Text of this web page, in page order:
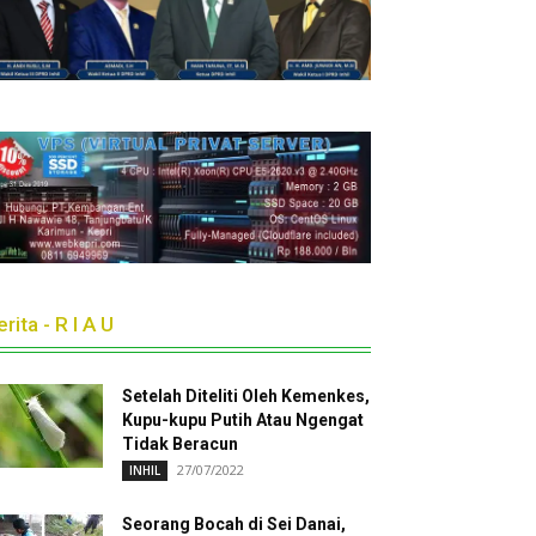
- R I A U
Setelah Diteliti Oleh Kemenkes,
Kupu-kupu Putih Atau Ngengat
Tidak Beracun
INHIL 27/07/2022
Seorang Bocah di Sei Danai,